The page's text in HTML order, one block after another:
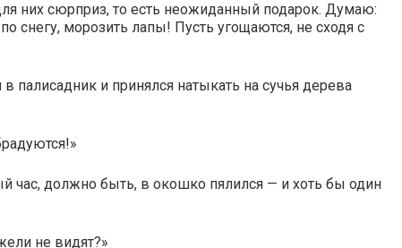
них сюрприз, то есть неожиданный подарок. Думаю:
снегу, морозить лапы! Пусть угощаются, не сходя с
палисадник и принялся натыкать на сучья дерева
час, должно быть, в окошко пялился — и хоть бы один
не видят?»